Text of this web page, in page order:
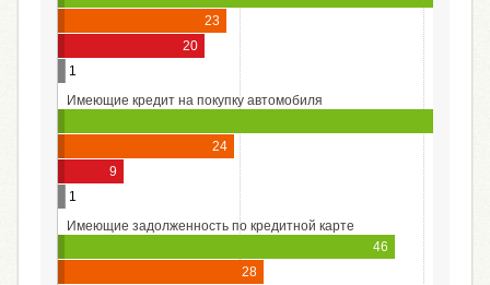
23
20
1
Имеющие кредит на покупку автомобиля
24
9
1
Имеющие задолженность по кредитной карте
46
28